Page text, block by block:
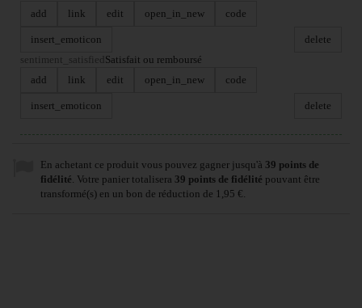
add
link edit open_in_new code
insert_emoticon
delete
sentiment_satisfied Satisfait ou remboursé
add
link edit open_in_new code
insert_emoticon delete
En achetant ce produit vous pouvez gagner jusqu'à 39 points de
fidélité . Votre panier totalisera 39 points de fidélité pouvant être
transformé(s) en un bon de réduction de 1,95 €